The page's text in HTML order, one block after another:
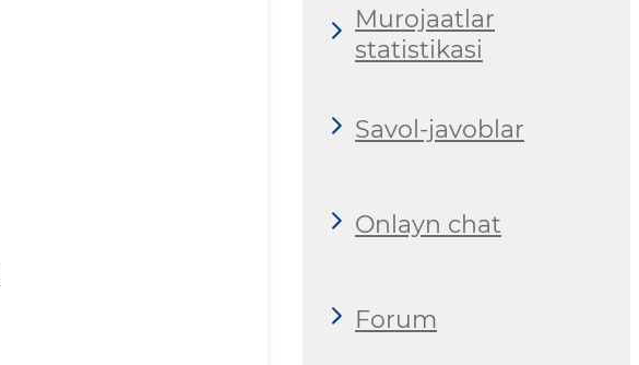
Murojaatlar
statistikasi
Savol-javoblar
Onlayn chat
Forum